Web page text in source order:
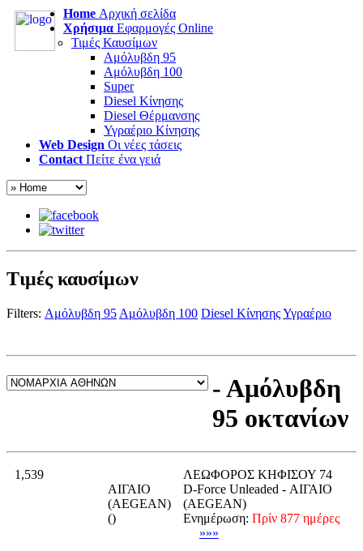
Home Αρχική σελίδα
Χρήσιμα Εφαρμογές Online
Τιμές Καυσίμων
Αμόλυβδη 95
Αμόλυβδη 100
Super
Diesel Κίνησης
Diesel Θέρμανσης
Υγραέριο Κίνησης
Web Design Οι νέες τάσεις
Contact Πείτε ένα γειά
Τιμές καυσίμων
Filters: Αμόλυβδη 95 Αμόλυβδη 100 Diesel ΚίνησηςΥγραέριο
- Αμόλυβδη
95 οκτανίων
1,539
ΑΙΓΑΙΟ
(AEGEAN)
()
ΛΕΩΦΟΡΟΣ ΚΗΦΙΣΟΥ 74
D-Force Unleaded - ΑΙΓΑΙΟ
(AEGEAN)
Ενημέρωση: Πρίν 877 ημέρες
»»»